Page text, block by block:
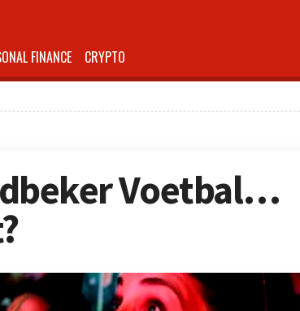
FINANCE CRYPTO
Voetbal…